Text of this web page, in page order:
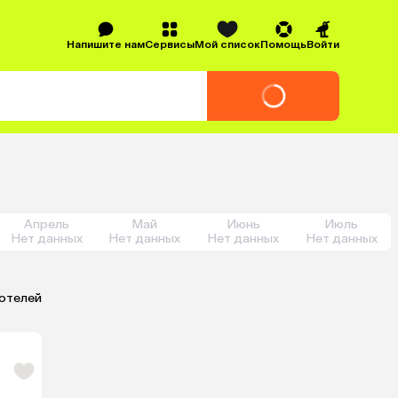
Напишите намСервисыМой списокПомощьВойти
Апрель
Нет данных
Май
Нет данных
Июнь
Нет данных
Июль
Нет данных